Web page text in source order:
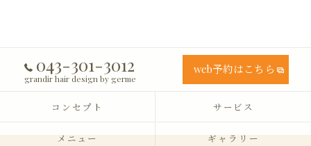
043-301-3012
grandir hair design by germe
web予約はこちら
コンセプト サービス
メニュー ギャラリー